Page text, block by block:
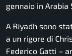
gennaio in Arabia
A Riyadh sono
a un rigore di
Federico Gatti –